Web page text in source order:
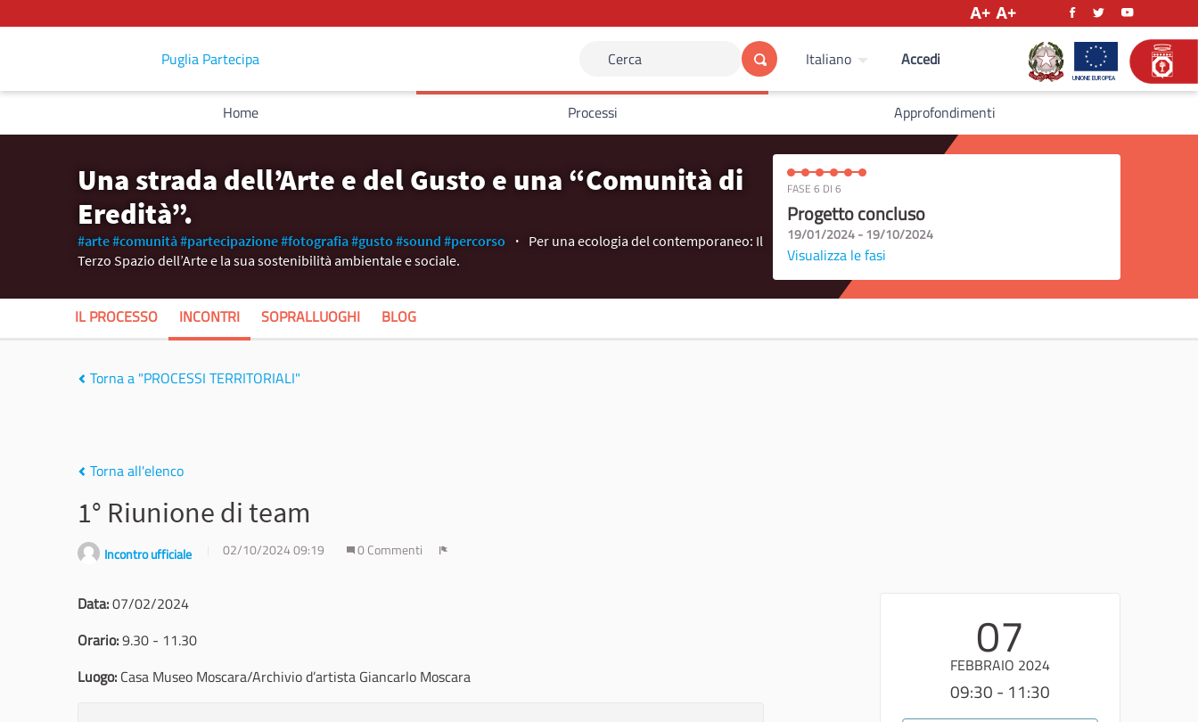
Puglia Partecipa Cerca Italiano Accedi
Home Processi Approfondimenti
Una strada dell’Arte e del Gusto e una “Comunità di
Eredità”.
#arte#comunità#partecipazione#fotografia#gusto #sound #percorso
Per una ecologia del contemporaneo: Il
Terzo Spazio dell’Arte e la sua sostenibilità ambientale e sociale.
FASE 6 DI 6
Progetto concluso
19/01/2024 - 19/10/2024
Visualizza le fasi
IL PROCESSO INCONTRI SOPRALLUOGHI BLOG
Torna a "PROCESSI TERRITORIALI"
Torna all'elenco
1° Riunione di team
Incontro ufficiale 02/10/2024 09:19 0 Commenti
07
FEBBRAIO 2024
09:30 - 11:30
Data:07/02/2024
Orario:9.30 - 11.30
Luogo: Casa Museo Moscara/Archivio d’artista Giancarlo Moscara